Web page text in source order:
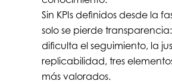
Sin KPIs definidos desde la
solo se pierde
dificulta el seguimiento, la
replicabilidad, tres
más valorados.